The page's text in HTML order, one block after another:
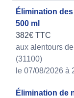
Élimination
500 ml
382€ TTC
aux alentours
(31100)
le 07/08/2026 à
Élimination de